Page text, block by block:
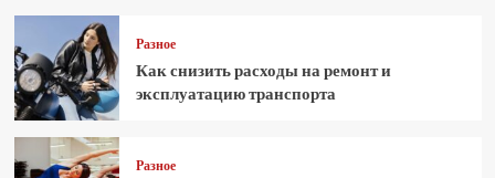
Разное
Как снизить расходы на ремонт и
эксплуатацию транспорта
Разное